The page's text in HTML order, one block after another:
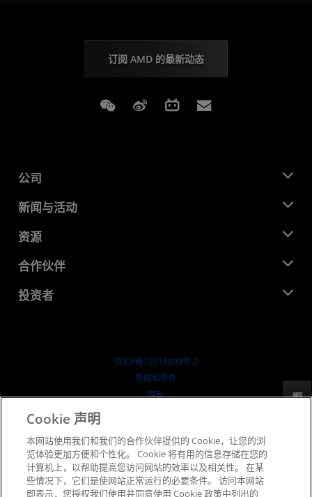
订阅 AMD 的最新动态
Weixin Weibo Bilibili
公司
关于 AMD
企业责任
就业机会
联系我们
新闻与活动
新闻中心
媒体库
资源
开发中心
成功案例
合作伙伴
AMD 合作伙伴中心
投资者
SEC 报告
京ICP备12018899号-2
​条款和条件
隐私
公开公平竞争
英国税收策略
Cookie 政策
反馈
Cookie 声明
本网站使用我们和我们的合作伙伴提供的 Cookie，让您的浏
览体验更加方便和个性化。 Cookie 将有用的信息存储在您的
计算机上，以帮助提高您访问网站的效率以及相关性。 在某
些情况下，它们是使网站正常运行的必要条件。 访问本网站
即表示，您授权我们使用并同意使用 Cookie 政策中列出的